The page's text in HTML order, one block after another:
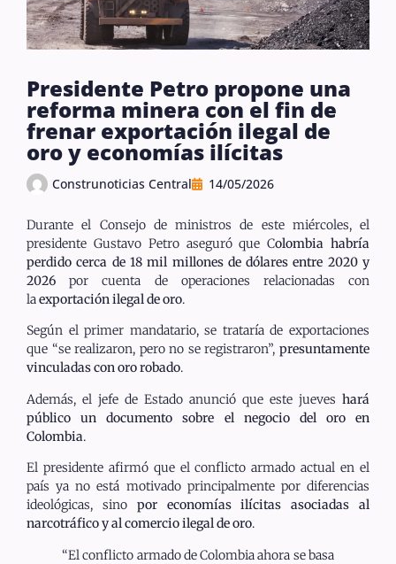
Presidente Petro propone una
reforma minera con el fin de
frenar exportación ilegal de
oro y economías ilícitas
Construnoticias Central 14/05/2026
Durante el Consejo de ministros de este miércoles, el
presidente Gustavo Petro aseguró que Colombia habría
perdido cerca de 18 mil millones de dólares entre 2020 y
2026 por cuenta de operaciones relacionadas con
laexportación ilegal de oro.
Según el primer mandatario, se trataría de exportaciones
que “se realizaron, pero no se registraron”, presuntamente
vinculadas con oro robado.
Además, el jefe de Estado anunció que este jueves hará
público un documento sobre el negocio del oro en
Colombia.
El presidente afirmó que el conflicto armado actual en el
país ya no está motivado principalmente por diferencias
ideológicas, sino por economías ilícitas asociadas al
narcotráfico y al comercio ilegal de oro.
“El conflicto armado de Colombia ahora se basa